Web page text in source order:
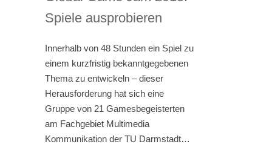
Spiele ausprobieren
Innerhalb von 48 Stunden ein Spiel zu
einem kurzfristig bekanntgegebenen
Thema zu entwickeln – dieser
Herausforderung hat sich eine
Gruppe von 21 Gamesbegeisterten
am Fachgebiet Multimedia
Kommunikation der TU Darmstadt…